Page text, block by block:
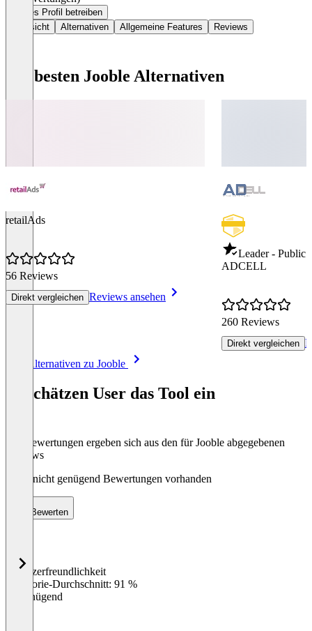
Dieses Profil betreiben
Übersicht
Alternativen Allgemeine Features Reviews
Die besten Jooble Alternativen
retailAds
56 Reviews
Direkt vergleichen Reviews ansehen
Leader - Public
ADCELL
260 Reviews
Direkt vergleichen
Alle Alternativen zu Jooble
So schätzen User das Tool ein
Die Bewertungen ergeben sich aus den für Jooble abgegebenen
Reviews
Noch nicht genügend Bewertungen vorhanden
Bewerten
Benutzerfreundlichkeit
Kategorie-Durchschnitt: 91 %
Ungenügend